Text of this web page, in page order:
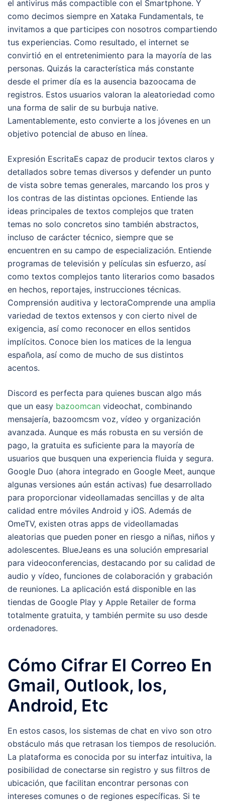
el antivirus más compactible con el Smartphone. Y
como decimos siempre en Xataka Fundamentals, te
invitamos a que participes con nosotros compartiendo
tus experiencias. Como resultado, el internet se
convirtió en el entretenimiento para la mayoría de las
personas. Quizás la característica más constante
desde el primer día es la ausencia bazoocama de
registros. Estos usuarios valoran la aleatoriedad como
una forma de salir de su burbuja native.
Lamentablemente, esto convierte a los jóvenes en un
objetivo potencial de abuso en línea.
Expresión EscritaEs capaz de producir textos claros y
detallados sobre temas diversos y defender un punto
de vista sobre temas generales, marcando los pros y
los contras de las distintas opciones. Entiende las
ideas principales de textos complejos que traten
temas no solo concretos sino también abstractos,
incluso de carácter técnico, siempre que se
encuentren en su campo de especialización. Entiende
programas de televisión y películas sin esfuerzo, así
como textos complejos tanto literarios como basados
en hechos, reportajes, instrucciones técnicas.
Comprensión auditiva y lectoraComprende una amplia
variedad de textos extensos y con cierto nivel de
exigencia, así como reconocer en ellos sentidos
implícitos. Conoce bien los matices de la lengua
española, así como de mucho de sus distintos
acentos.
Discord es perfecta para quienes buscan algo más
que un easy bazoomcan videochat, combinando
mensajería, bazoomcsm voz, vídeo y organización
avanzada. Aunque es más robusta en su versión de
pago, la gratuita es suficiente para la mayoría de
usuarios que busquen una experiencia fluida y segura.
Google Duo (ahora integrado en Google Meet, aunque
algunas versiones aún están activas) fue desarrollado
para proporcionar videollamadas sencillas y de alta
calidad entre móviles Android y iOS. Además de
OmeTV, existen otras apps de videollamadas
aleatorias que pueden poner en riesgo a niñas, niños y
adolescentes. BlueJeans es una solución empresarial
para videoconferencias, destacando por su calidad de
audio y vídeo, funciones de colaboración y grabación
de reuniones. La aplicación está disponible en las
tiendas de Google Play y Apple Retailer de forma
totalmente gratuita, y también permite su uso desde
ordenadores.
Cómo Cifrar El Correo En
Gmail, Outlook, Ios,
Android, Etc
En estos casos, los sistemas de chat en vivo son otro
obstáculo más que retrasan los tiempos de resolución.
La plataforma es conocida por su interfaz intuitiva, la
posibilidad de conectarse sin registro y sus filtros de
ubicación, que facilitan encontrar personas con
intereses comunes o de regiones específicas. Si te